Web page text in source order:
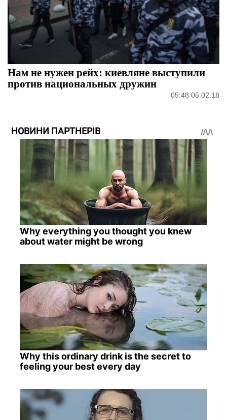
Нам не нужен рейх: киевляне выступили
против национальных дружин
05:48 05.02.18
НОВИНИ ПАРТНЕРІВ
Why everything you thought you knew
about water might be wrong
Why this ordinary drink is the secret to
feeling your best every day